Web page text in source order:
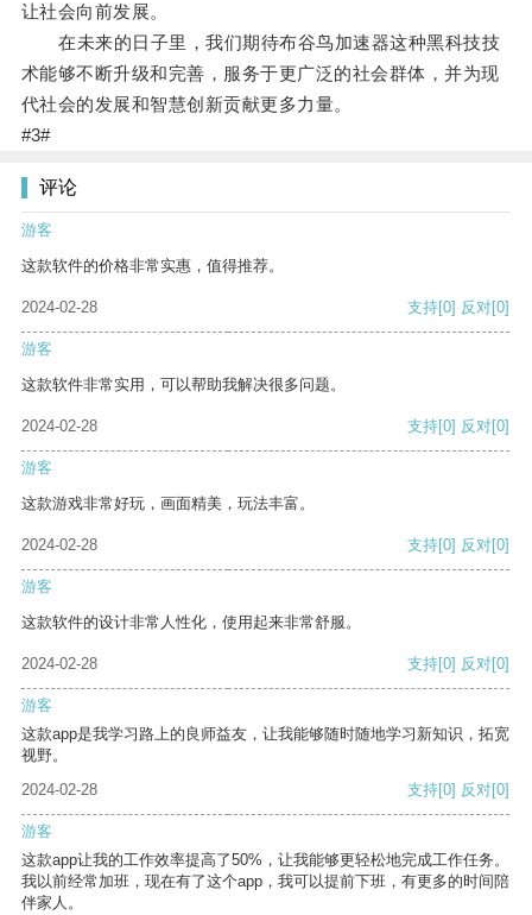
让社会向前发展。
在未来的日子里，我们期待布谷鸟加速器这种黑科技技
术能够不断升级和完善，服务于更广泛的社会群体，并为现
代社会的发展和智慧创新贡献更多力量。
#3#
评论
游客
这款软件的价格非常实惠，值得推荐。
2024-02-28 支持[0] 反对[0]
游客
这款软件非常实用，可以帮助我解决很多问题。
2024-02-28 支持[0] 反对[0]
游客
这款游戏非常好玩，画面精美，玩法丰富。
2024-02-28 支持[0] 反对[0]
游客
这款软件的设计非常人性化，使用起来非常舒服。
2024-02-28 支持[0] 反对[0]
游客
这款app是我学习路上的良师益友，让我能够随时随地学习新知识，拓宽
视野。
2024-02-28
支持[0] 反对[0]
游客
这款app让我的工作效率提高了50%，让我能够更轻松地完成工作任务。
我以前经常加班，现在有了这个app，我可以提前下班，有更多的时间陪
伴家人。